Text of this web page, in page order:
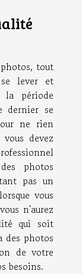
tout
lever et
période
dernier se
ne rien
devez
photos
pas un
vous
n'aurez
qui soit
des photos
de votre
besoins.